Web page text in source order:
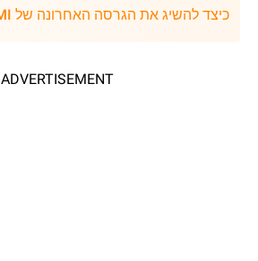
כיצד להשיג את הגרסה האחרונה של IMI?
ADVERTISEMENT